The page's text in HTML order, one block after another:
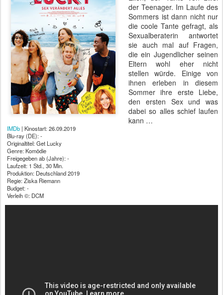
IMDb | Kinostart: 26.09.2019
Blu-ray (DE): -
Originaltitel: Get Lucky
Genre: Komödie
Freigegeben ab (Jahre): -
Laufzeit: 1 Std., 30 Min.
Produktion: Deutschland 2019
Regie: Ziska Riemann
Budget: -
Verleih ©: DCM
der Teenager. Im Laufe des
Sommers ist dann nicht nur
die coole Tante gefragt, als
Sexualberaterin antwortet
sie auch mal auf Fragen,
die ein Jugendlicher seinen
Eltern wohl eher nicht
stellen würde. Einige von
ihnen erleben in diesem
Sommer ihre erste Liebe,
den ersten Sex und was
dabei so alles schief laufen
kann …